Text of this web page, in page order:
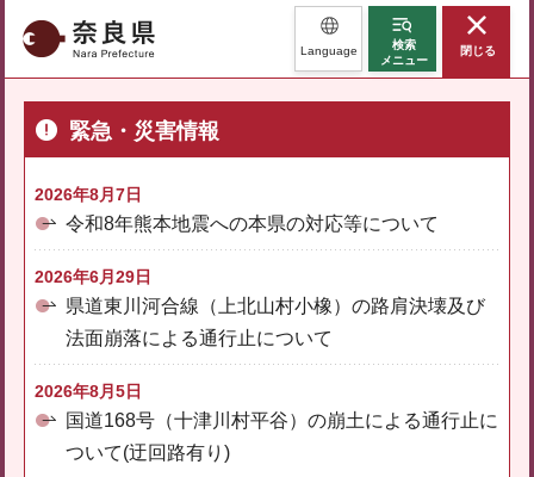
奈良県 Language
検索
メニュー
閉じる
緊急・災害情報
2026年8月7日
令和8年熊本地震への本県の対応等について
2026年6月29日
県道東川河合線（上北山村小橡）の路肩決壊及び
法面崩落による通行止について
2026年8月5日
国道168号（十津川村平谷）の崩土による通行止に
ついて(迂回路有り)